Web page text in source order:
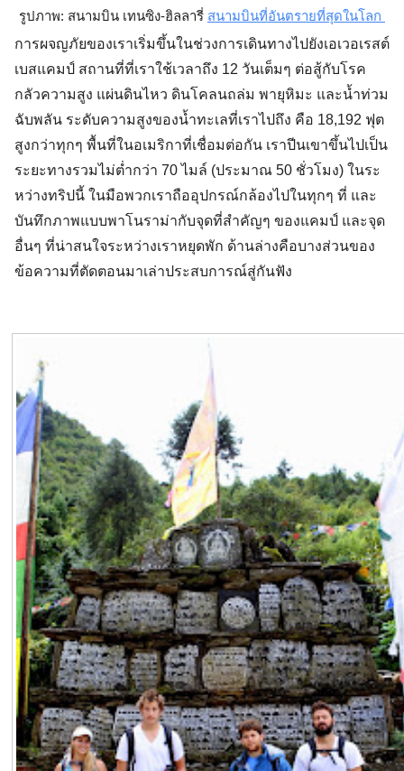
รูปภาพ: สนามบิน เทนซิง-ฮิลลารี่ สนามบินที่อันตรายที่สุดในโลก
การผจญภัยของเราเริ่มขึ้นในช่วงการเดินทางไปยังเอเวอเรสต์
เบสแคมป์ สถานที่ที่เราใช้เวลาถึง 12 วันเต็มๆ ต่อสู้กับโรค
กลัวความสูง แผ่นดินไหว ดินโคลนถล่ม พายุหิมะ และน้ำท่วม
ฉับพลัน ระดับความสูงของน้ำทะเลที่เราไปถึง คือ 18,192 ฟุต
สูงกว่าทุกๆ พื้นที่ในอเมริกาที่เชื่อมต่อกัน เราปีนเขาขึ้นไปเป็น
ระยะทางรวมไม่ต่ำกว่า 70 ไมล์ (ประมาณ 50 ชั่วโมง) ในระ
หว่างทริปนี้ ในมือพวกเราถืออุปกรณ์กล้องไปในทุกๆ ที่ และ
บันทึกภาพแบบพาโนราม่ากับจุดที่สำคัญๆ ของแคมป์ และจุด
อื่นๆ ที่น่าสนใจระหว่างเราหยุดพัก ด้านล่างคือบางส่วนของ
ข้อความที่ตัดตอนมาเล่าประสบการณ์สู่กันฟัง